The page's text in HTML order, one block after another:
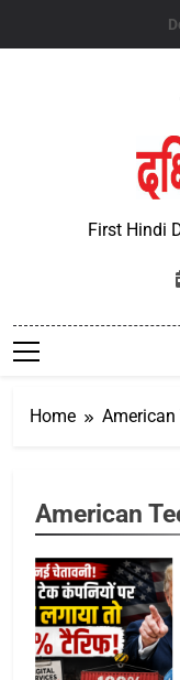
First Hindi
Home American
American